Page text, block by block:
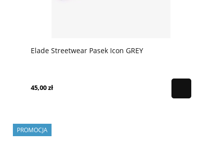
Elade Streetwear Pasek Icon GREY
45,00 zł
PROMOCJA